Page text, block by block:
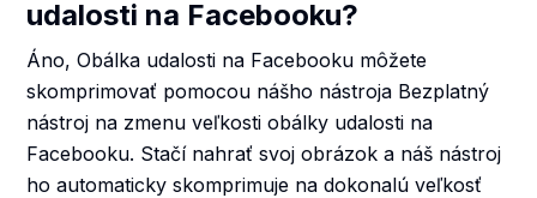
udalosti na Facebooku?
Áno, Obálka udalosti na Facebooku môžete
skomprimovať pomocou nášho nástroja Bezplatný
nástroj na zmenu veľkosti obálky udalosti na
Facebooku. Stačí nahrať svoj obrázok a náš nástroj
ho automaticky skomprimuje na dokonalú veľkosť